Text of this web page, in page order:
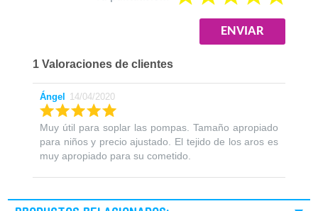
1 Valoraciones de clientes
Ángel 14/04/2020
Muy útil para soplar las pompas. Tamaño apropiado
para niños y precio ajustado. El tejido de los aros es
muy apropiado para su cometido.